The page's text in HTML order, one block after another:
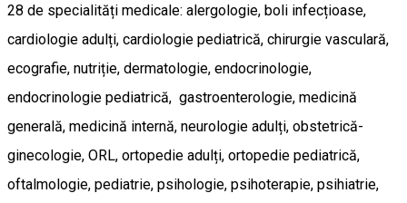
28 de specialități medicale: alergologie, boli infecțioase,
cardiologie adulți, cardiologie pediatrică, chirurgie vasculară,
ecografie, nutriție, dermatologie, endocrinologie,
endocrinologie pediatrică, gastroenterologie, medicină
generală, medicină internă, neurologie adulți, obstetrică-
ginecologie, ORL, ortopedie adulți, ortopedie pediatrică,
oftalmologie, pediatrie, psihologie, psihoterapie, psihiatrie,